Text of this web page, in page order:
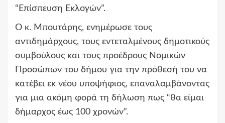
“Επίσπευση Εκλογών”.
Ο κ. Μπουτάρης, ενημέρωσε τους
αντιδημάρχους, τους εντεταλμένους δημοτικούς
συμβούλους και τους προέδρους Νομικών
Προσώπων του δήμου για την πρόθεσή του να
κατέβει εκ νέου υποψήφιος, επαναλαμβάνοντας
για μια ακόμη φορά τη δήλωση πως “θα είμαι
δήμαρχος έως 100 χρονών”.